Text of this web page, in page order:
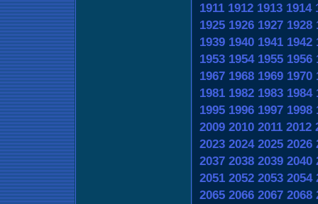
1911 1912 1913 1914
1925 1926 1927 1928
1939 1940 1941 1942
1953 1954 1955 1956
1967 1968 1969 1970
1981 1982 1983 1984
1995 1996 1997 1998
2009 2010 2011 2012
2023 2024 2025 2026
2037 2038 2039 2040
2051 2052 2053 2054
2065 2066 2067 2068